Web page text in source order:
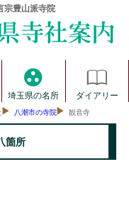
宗豊山派寺院
埼玉県の名所 ダイアリー
八潮市の寺院 観音寺
箇所